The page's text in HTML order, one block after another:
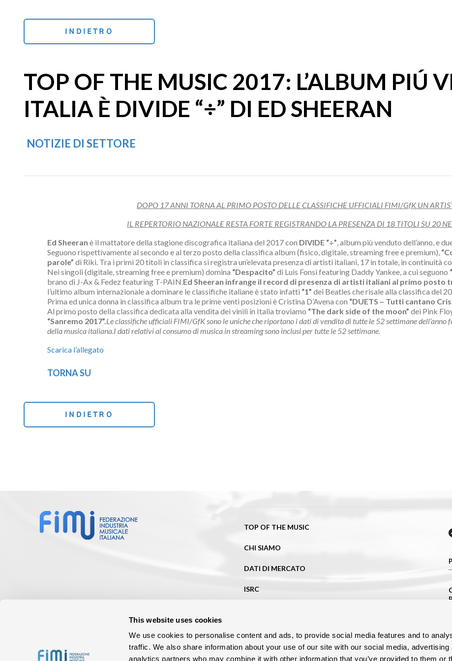
This website uses cookies
We use cookies to personalise content and ads, to provide social media features and to
traffic. We also share information about your use of our site with our social media, advertising
analytics partners who may combine it with other information that you’ve provided to them or
INDIETRO
TOP OF THE MUSIC 2017: L’ALBUM PIÚ
ITALIA È DIVIDE “÷” DI ED SHEERAN
NOTIZIE DI SETTORE
DOPO 17 ANNI TORNA AL PRIMO POSTO DELLE CLASSIFICHE UFFICIALI FIMI/GfK UN
IL REPERTORIO NAZIONALE RESTA FORTE REGISTRANDO LA PRESENZA DI 18 TITOLI SU 20
Ed Sheeran è il mattatore della stagione discografica italiana del 2017 con DIVIDE “÷”, album più venduto dell’anno, e
Seguono rispettivamente al secondo e al terzo posto della classifica album (fisico, digitale, streaming free e premium),
parole” di Riki. Tra i primi 20 titoli in classifica si registra un’elevata presenza di artisti italiani, 17 in totale, in continuità
Nei singoli (digitale, streaming free e premium) domina “Despacito” di Luis Fonsi featuring Daddy Yankee, a cui seguono
brano di J-Ax & Fedez featuring T-PAIN.Ed Sheeran infrange il record di presenza di artisti italiani al primo posto
l’ultimo album internazionale a dominare le classifiche italiane è stato infatti “1” dei Beatles che risale alla classifica del
Prima ed unica donna in classifica album tra le prime venti posizioni è Cristina D’Avena con “DUETS – Tutti cantano
Al primo posto della classifica dedicata alla vendita dei vinili in Italia troviamo “The dark side of the moon” dei Pink
“Sanremo 2017”.Le classifiche ufficiali FIMI/GfK sono le uniche che riportano i dati di vendita di tutte le 52 settimane
della musica italiana.I dati relativi al consumo di musica in streaming sono inclusi per tutte le 52 settimane.
Scarica l’allegato
TORNA SU
INDIETRO
TOP OF THE MUSIC
CHI SIAMO
DATI DI MERCATO
ISRC
CONTATTI